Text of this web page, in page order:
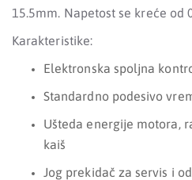
15.5mm. Napetost se kreće od
Karakteristike:
Elektronska spoljna
Standardno podesivo
Ušteda energije motora,
kaiš
Jog prekidač za servis i